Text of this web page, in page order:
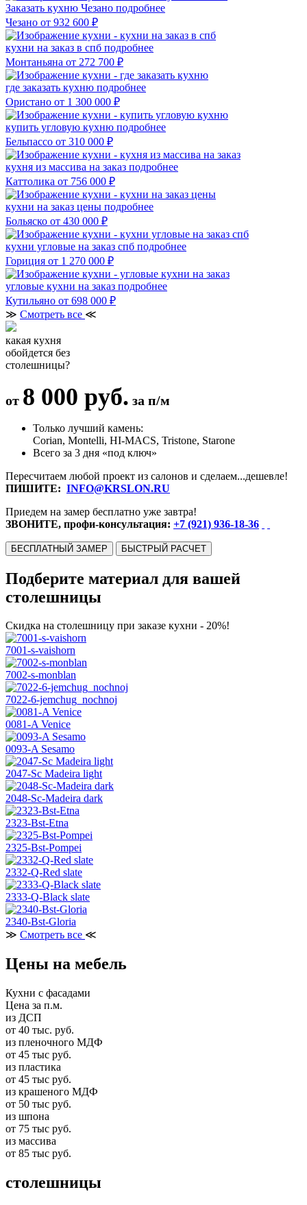
Заказать кухню Чезано подробнее
Чезано от 932 600 ₽
кухни на заказ в спб подробнее
Монтаньяна от 272 700 ₽
где заказать кухню подробнее
Ористано от 1 300 000 ₽
купить угловую кухню подробнее
Бельпассо от 310 000 ₽
кухня из массива на заказ подробнее
Каттолика от 756 000 ₽
кухни на заказ цены подробнее
Больяско от 430 000 ₽
кухни угловые на заказ спб подробнее
Гориция от 1 270 000 ₽
угловые кухни на заказ подробнее
Кутильяно от 698 000 ₽
≫ Смотреть все ≪
какая кухня
обойдется без
столешницы?
от 8 000 руб. за п/м
Только лучший камень:
Corian, Montelli, HI-MACS, Tristone, Starone
Всего за 3 дня «под ключ»
Пересчитаем любой проект из салонов и сделаем...дешевле!
ПИШИТЕ: INFO@KRSLON.RU
Приедем на замер бесплатно уже завтра!
ЗВОНИТЕ, профи-консультация: +7 (921) 936-18-36
БЕСПЛАТНЫЙ ЗАМЕР БЫСТРЫЙ РАСЧЕТ
Подберите материал для вашей
столешницы
Скидка на столешницу при заказе кухни - 20%!
7001-s-vaishorn
7002-s-monblan
7022-6-jemchug_nochnoj
0081-A Venice
0093-A Sesamo
2047-Sc Madeira light
2048-Sc-Madeira dark
2323-Bst-Etna
2325-Bst-Pompei
2332-Q-Red slate
2333-Q-Black slate
2340-Bst-Gloria
≫ Смотреть все ≪
Цены на мебель
Кухни с фасадами
Цена за п.м.
из ДСП
от 40 тыс. руб.
из пленочного МДФ
от 45 тыс руб.
из пластика
от 45 тыс руб.
из крашеного МДФ
от 50 тыс руб.
из шпона
от 75 тыс руб.
из массива
от 85 тыс руб.
столешницы